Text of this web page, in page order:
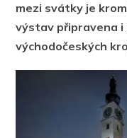
mezi svátky je
výstav připravena
východočeských